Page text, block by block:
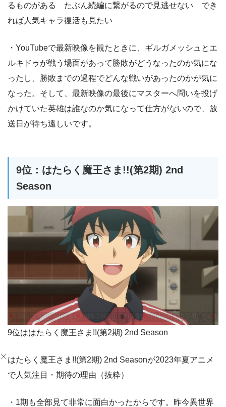
るものがある たぶん続編に繋がるので見逃せない でき
れば人気キャラ復活も見たい
・YouTubeで最新映像を観たときに、ギルガメッシュとエ
ルキドゥが戦う場面があって勝敗がどうなったのか気にな
ったし、勝敗までの過程でどんな戦いがあったのかが気に
なった。そして、最新映像の最後にマスターへ問いを投げ
かけていた英雄は誰なのか気になって仕方がないので、放
送日が待ち遠しいです。
9位：はたらく魔王さま!!(第2期) 2nd
Season
9位ははたらく魔王さま!!(第2期) 2nd Season
はたらく魔王さま!!(第2期) 2nd Seasonが2023年夏アニメ
で人気注目・期待の理由（抜粋）
・1期も全部見て非常に面白かったからです。昨今異世界